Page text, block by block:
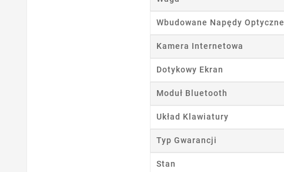
Wbudowane Napędy Optyczne
Kamera Internetowa
Dotykowy Ekran
Moduł Bluetooth
Układ Klawiatury
Typ Gwarancji
Stan